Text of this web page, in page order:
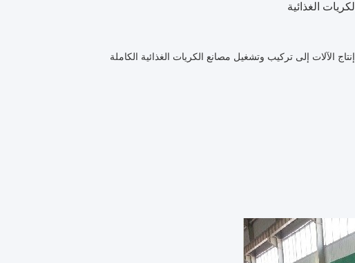
الغذائية
إلى تركيب وتشغيل مصانع الكريات الغذائية الكاملة